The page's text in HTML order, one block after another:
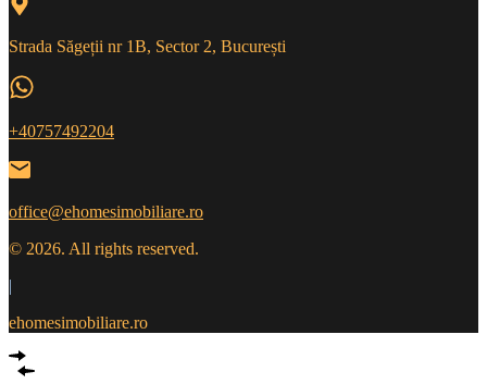
Strada Săgeții nr 1B, Sector 2, București
+40757492204
office@ehomesimobiliare.ro
© 2026. All rights reserved.
|
ehomesimobiliare.ro